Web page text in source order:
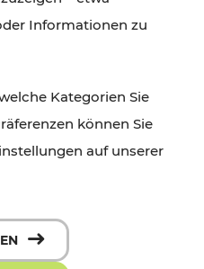
Informationen zu
Kategorien Sie
können Sie
auf unserer